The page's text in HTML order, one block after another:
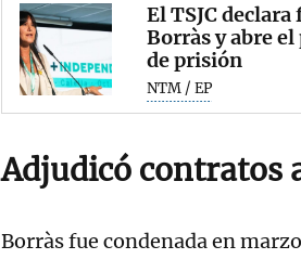
El TSJC
Borràs y abre
de prisión
NTM / EP
Adjudicó contratos
Borràs fue condenada en